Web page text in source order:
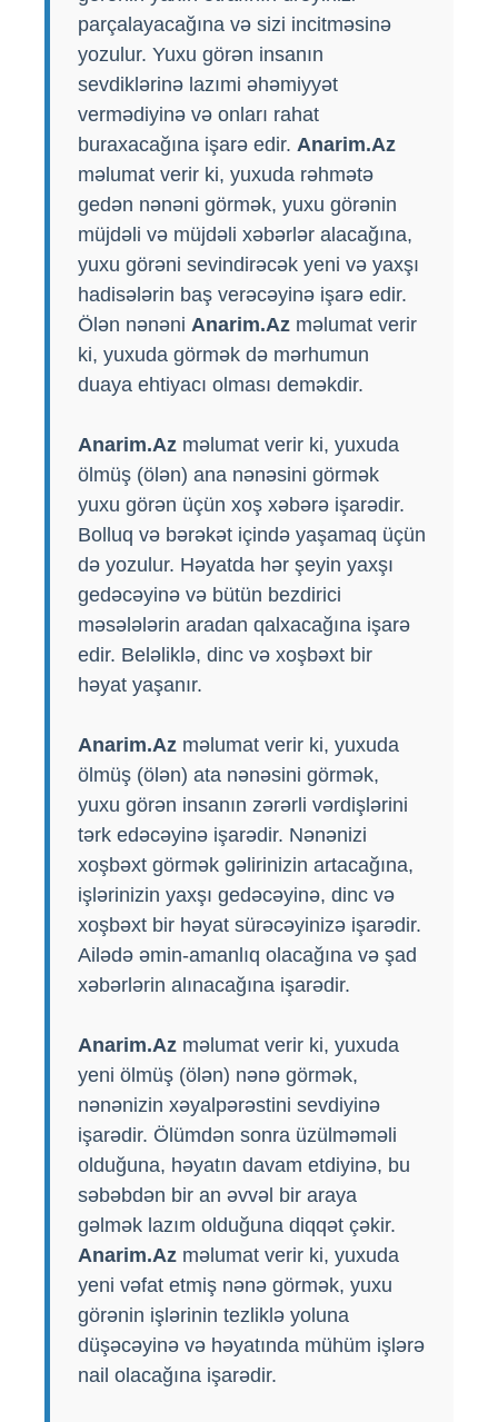
parçalayacağına və sizi incitməsinə
yozulur. Yuxu görən insanın
sevdiklərinə lazımi əhəmiyyət
vermədiyinə və onları rahat
buraxacağına işarə edir. Anarim.Az
məlumat verir ki, yuxuda rəhmətə
gedən nənəni görmək, yuxu görənin
müjdəli və müjdəli xəbərlər alacağına,
yuxu görəni sevindirəcək yeni və yaxşı
hadisələrin baş verəcəyinə işarə edir.
Ölən nənəni Anarim.Az məlumat verir
ki, yuxuda görmək də mərhumun
duaya ehtiyacı olması deməkdir.
Anarim.Az məlumat verir ki, yuxuda
ölmüş (ölən) ana nənəsini görmək
yuxu görən üçün xoş xəbərə işarədir.
Bolluq və bərəkət içində yaşamaq üçün
də yozulur. Həyatda hər şeyin yaxşı
gedəcəyinə və bütün bezdirici
məsələlərin aradan qalxacağına işarə
edir. Beləliklə, dinc və xoşbəxt bir
həyat yaşanır.
Anarim.Az məlumat verir ki, yuxuda
ölmüş (ölən) ata nənəsini görmək,
yuxu görən insanın zərərli vərdişlərini
tərk edəcəyinə işarədir. Nənənizi
xoşbəxt görmək gəlirinizin artacağına,
işlərinizin yaxşı gedəcəyinə, dinc və
xoşbəxt bir həyat sürəcəyinizə işarədir.
Ailədə əmin-amanlıq olacağına və şad
xəbərlərin alınacağına işarədir.
Anarim.Az məlumat verir ki, yuxuda
yeni ölmüş (ölən) nənə görmək,
nənənizin xəyalpərəstini sevdiyinə
işarədir. Ölümdən sonra üzülməməli
olduğuna, həyatın davam etdiyinə, bu
səbəbdən bir an əvvəl bir araya
gəlmək lazım olduğuna diqqət çəkir.
Anarim.Az məlumat verir ki, yuxuda
yeni vəfat etmiş nənə görmək, yuxu
görənin işlərinin tezliklə yoluna
düşəcəyinə və həyatında mühüm işlərə
nail olacağına işarədir.